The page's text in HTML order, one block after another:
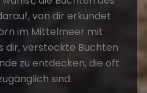
von dir erkundet
im Mittelmeer mit
dir, versteckte Buchten
zu entdecken, die oft
sind.